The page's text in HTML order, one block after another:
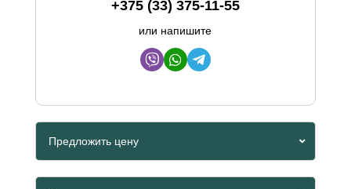
+375 (33) 375-11-55
или напишите
Предложить цену
Viber